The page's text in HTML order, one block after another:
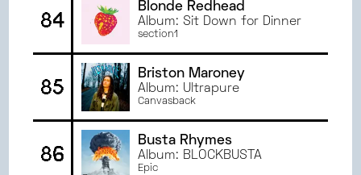
84
Blonde Redhead
Album: Sit Down for Dinner
section1
85
Briston Maroney
Album: Ultrapure
Canvasback
86
Busta Rhymes
Album: BLOCKBUSTA
Epic